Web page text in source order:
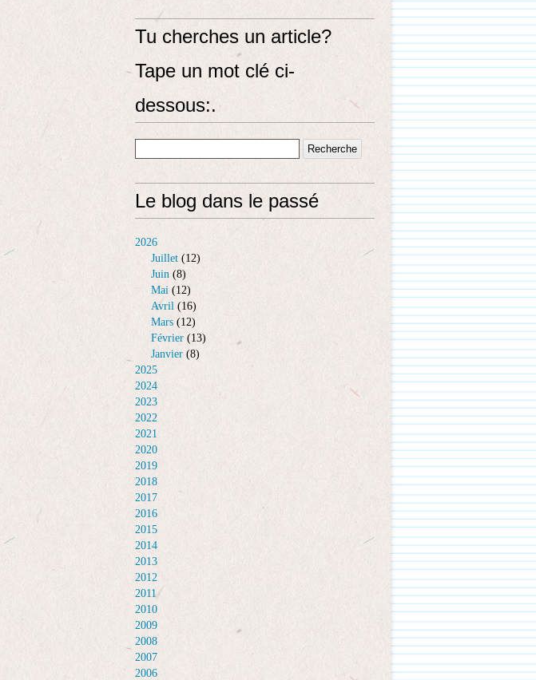
Tu cherches un article?
Tape un mot clé ci-
dessous:.
Le blog dans le passé
2026
Juillet (12)
Juin (8)
Mai (12)
Avril (16)
Mars (12)
Février (13)
Janvier (8)
2025
2024
2023
2022
2021
2020
2019
2018
2017
2016
2015
2014
2013
2012
2011
2010
2009
2008
2007
2006